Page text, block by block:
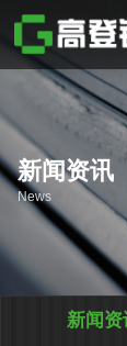
新闻资讯
News
新闻资